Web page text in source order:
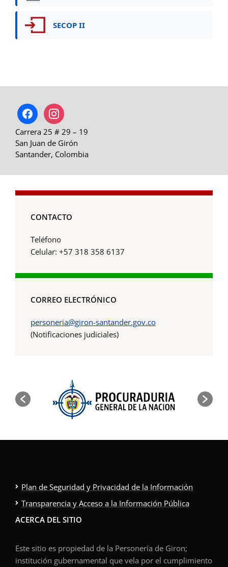
SECOP II
facebookinstagram
Carrera 25 # 29 – 19
San Juan de Girón
Santander, Colombia
CONTACTO
Teléfono
Celular: +57 318 358 6137
CORREO ELECTRÓNICO
personeria@giron-santander.gov.co
(Notificaciones judiciales)
Plan de Seguridad y Privacidad de la Información
Transparencia y Acceso a la Información Pública
ACERCA DEL SITIO
Este sitio es propiedad de la Personería de Giron;
institución gubernamental que vela por el cumplimiento